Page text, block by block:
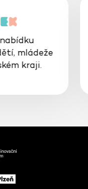
mládeže
kraji.